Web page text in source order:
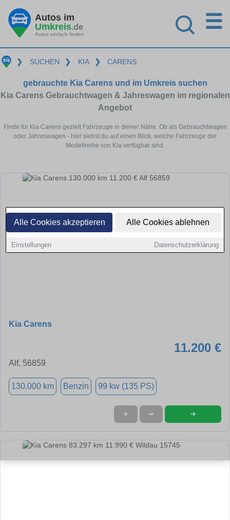
Alle Cookies akzeptieren Alle Cookies ablehnen
Einstellungen Datenschutzerklärung
Autos im
Umkreis.de
Autos einfach finden
☰
❯ SUCHEN ❯ KIA ❯ CARENS
gebrauchte Kia Carens und im Umkreis suchen
Kia Carens Gebrauchtwagen & Jahreswagen im regionalen
Angebot
Finde für Kia Carens gezielt Fahrzeuge in deiner Nähe. Ob als Gebrauchtwagen
oder Jahreswagen - hier siehst du auf einen Blick, welche Fahrzeuge der
Modellreihe von Kia verfügbar sind.
Kia Carens
11.200 €
Alf, 56859
130.000 km Benzin 99 kw (135 PS)
★ ➦ ➜